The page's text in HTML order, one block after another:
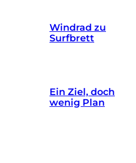
Windrad zu
Surfbrett
Ein Ziel, doch
wenig Plan